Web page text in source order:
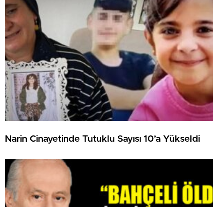
Narin Cinayetinde Tutuklu Sayısı 10’a Yükseldi